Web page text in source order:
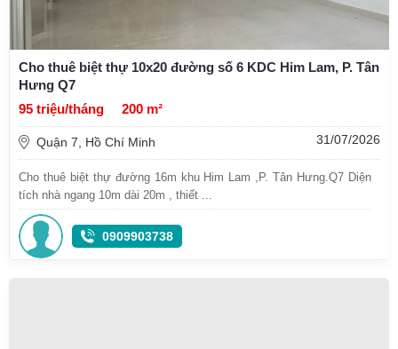
Cho thuê biệt thự 10x20 đường số 6 KDC Him Lam, P. Tân
Hưng Q7
95 triệu/tháng
200 m²
Quận 7, Hồ Chí Minh 31/07/2026
Cho thuê biệt thự đường 16m khu Him Lam ,P. Tân Hưng.Q7 Diện
tích nhà ngang 10m dài 20m , thiết ...
0909903738